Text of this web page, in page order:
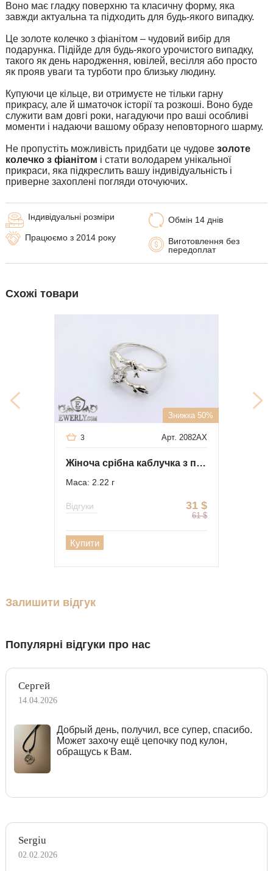
Воно має гладку поверхню та класичну форму, яка
завжди актуальна та підходить для будь-якого випадку.
Це золоте колечко з фіанітом – чудовий вибір для
подарунка. Підійде для будь-якого урочистого випадку,
такого як день народження, ювілей, весілля або просто
як прояв уваги та турботи про близьку людину.
Купуючи це кільце, ви отримуєте не тільки гарну
прикрасу, але й шматочок історії та розкоші. Воно буде
служити вам довгі роки, нагадуючи про ваші особливі
моменти і надаючи вашому образу неповторного шарму.
Не пропустіть можливість придбати це чудове золоте
колечко з фіанітом і стати володарем унікальної
прикраси, яка підкреслить вашу індивідуальність і
приверне захоплені погляди оточуючих.
Обмін 14 днів
Виготовлення без
передоплат
Індивідуальні розміри
Працюємо з 2014 року
Схожі товари
Знижка 50%
Арт. 2082AX
3
Жіноча срібна каблучка з пташкою і каменем
Маса: 2.22 г
31 $
61 $
Відгуки
Купити
Залишити відгук
Популярні відгуки про нас
Сергей
14.04.2026
Добрый день, получил, все супер, спасибо.
Может захочу ещё цепочку под кулон,
обращусь к Вам.
Sergiu
02.02.2026